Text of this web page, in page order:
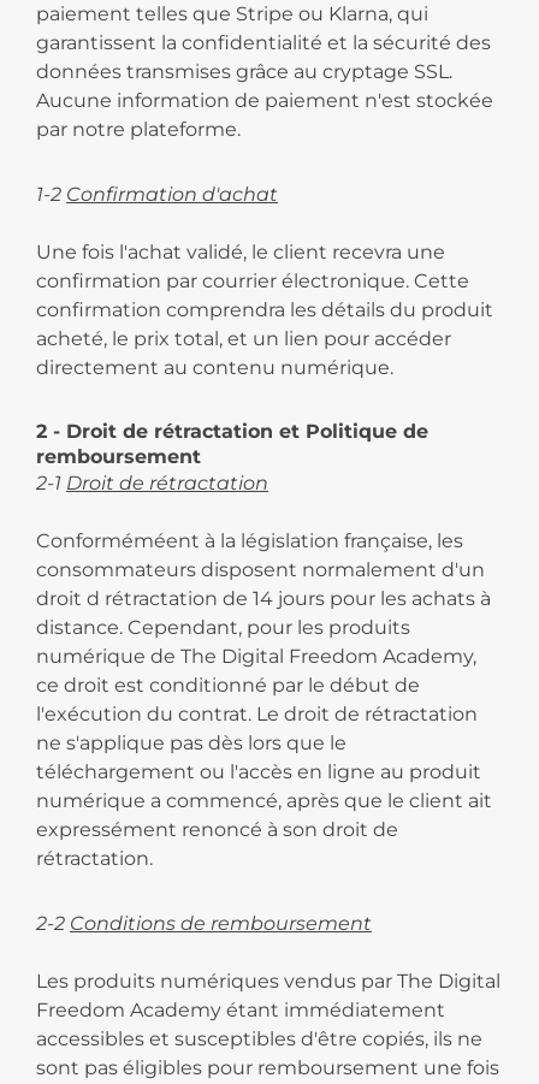
paiement telles que Stripe ou Klarna, qui
garantissent la confidentialité et la sécurité des
données transmises grâce au cryptage SSL.
Aucune information de paiement n'est stockée
par notre plateforme.
1-2 Confirmation d'achat
Une fois l'achat validé, le client recevra une
confirmation par courrier électronique. Cette
confirmation comprendra les détails du produit
acheté, le prix total, et un lien pour accéder
directement au contenu numérique.
2 - Droit de rétractation et Politique de
remboursement
2-1 Droit de rétractation
Conforméméent à la législation française, les
consommateurs disposent normalement d'un
droit d rétractation de 14 jours pour les achats à
distance. Cependant, pour les produits
numérique de The Digital Freedom Academy,
ce droit est conditionné par le début de
l'exécution du contrat. Le droit de rétractation
ne s'applique pas dès lors que le
téléchargement ou l'accès en ligne au produit
numérique a commencé, après que le client ait
expressément renoncé à son droit de
rétractation.
2-2 Conditions de remboursement
Les produits numériques vendus par The Digital
Freedom Academy étant immédiatement
accessibles et susceptibles d'être copiés, ils ne
sont pas éligibles pour remboursement une fois